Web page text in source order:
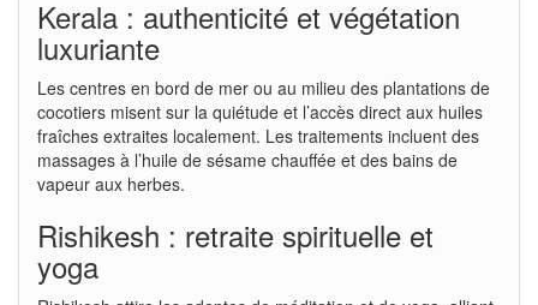
Kerala : authenticité et végétation
luxuriante
Les centres en bord de mer ou au milieu des plantations de
cocotiers misent sur la quiétude et l’accès direct aux huiles
fraîches extraites localement. Les traitements incluent des
massages à l’huile de sésame chauffée et des bains de
vapeur aux herbes.
Rishikesh : retraite spirituelle et
yoga